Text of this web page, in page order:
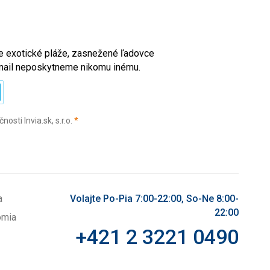
exotické pláže, zasnežené ľadovce
neposkytneme nikomu inému.
Invia.sk, s.r.o. *(povinné)
Volajte Po-Pia 7:00-22:00, So-Ne 8:00-
22:00
+421 2 3221 0490